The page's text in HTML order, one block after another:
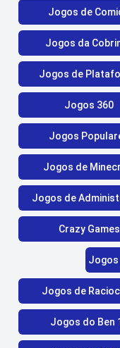
Jogos de
Jogos da
Jogos de
Jogos 360
Jogos
Jogos de
Jogos de
Crazy Games
Jogos
Jogos de
Jogos do Ben